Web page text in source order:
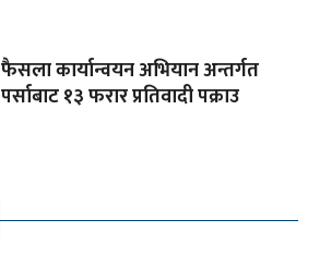
फैसला कार्यान्वयन अभियान अन्तर्गत
पर्साबाट १३ फरार प्रतिवादी पक्राउ